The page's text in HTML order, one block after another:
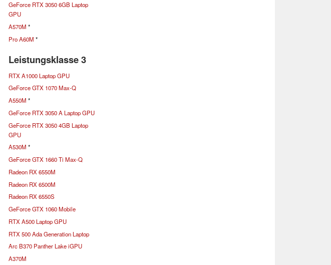
GeForce RTX 3050 6GB Laptop
GPU
A570M *
Pro A60M *
Leistungsklasse 3
RTX A1000 Laptop GPU
GeForce GTX 1070 Max-Q
A550M *
GeForce RTX 3050 A Laptop GPU
GeForce RTX 3050 4GB Laptop
GPU
A530M *
GeForce GTX 1660 Ti Max-Q
Radeon RX 6550M
Radeon RX 6500M
Radeon RX 6550S
GeForce GTX 1060 Mobile
RTX A500 Laptop GPU
RTX 500 Ada Generation Laptop
Arc B370 Panther Lake iGPU
A370M